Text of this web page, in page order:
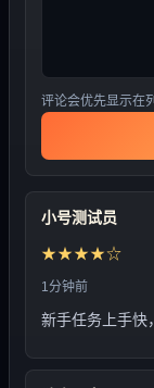
评论会优先显示在
小号测试员
★★★★☆
1分钟前
新手任务上手快